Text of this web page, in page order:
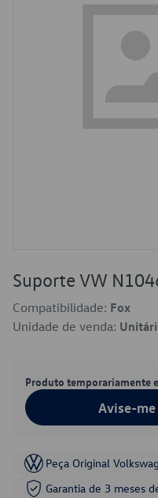
Suporte VW
Compatibilidade: Fox
Unidade de venda:
Produto temporariamente
Avise-
Peça Original
Garantia de 3 meses